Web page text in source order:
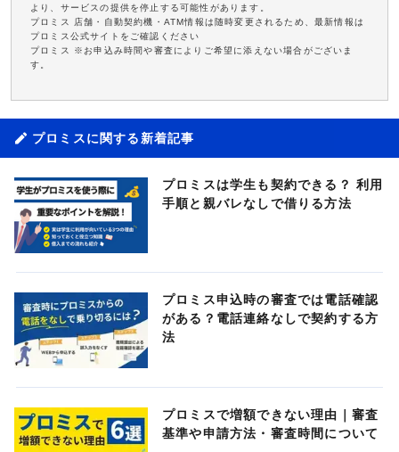
より、サービスの提供を停止する可能性があります。
プロミス 店舗・自動契約機・ATM情報は随時変更されるため、最新情報は
プロミス公式サイトをご確認ください
プロミス ※お申込み時間や審査によりご希望に添えない場合がございま
す。
プロミスに関する新着記事
プロミスは学生も契約できる？ 利用
手順と親バレなしで借りる方法
プロミス申込時の審査では電話確認
がある？電話連絡なしで契約する方
法
プロミスで増額できない理由｜審査
基準や申請方法・審査時間について